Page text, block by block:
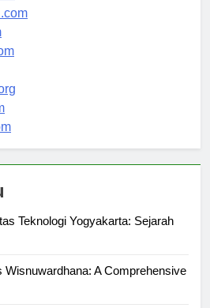
Teknologi Yogyakarta: Sejarah
A Comprehensive